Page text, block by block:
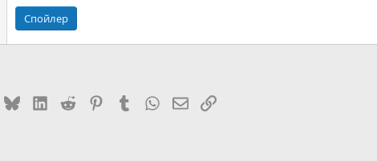
Спойлер
BlueskyLinkedIn
Reddit PinterestTumblrWhatsAppЭлектронная почта
Ссылка